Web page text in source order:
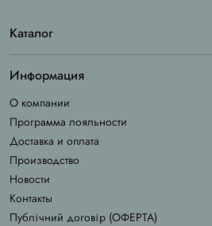
Каталог
Информация
О компании
Программа лояльности
Доставка и оплата
Производство
Новости
Контакты
Публічний договір (ОФЕРТА)